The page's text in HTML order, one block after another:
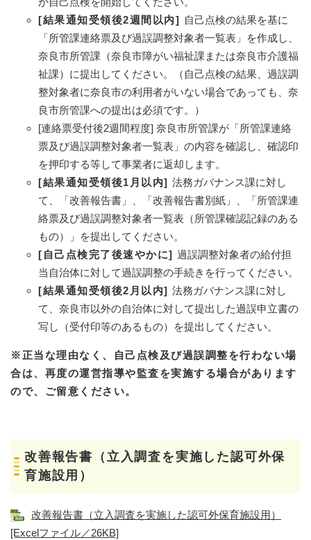
[結果通知受領後2週間以内] 自己点検の結果を基に
「所管課連絡票及び過誤調整対象者一覧表」を作成し、
奈良市所管課（奈良市障がい福祉課または奈良市介護福
祉課）に提出してください。（自己点検の結果、過誤調
整対象者に奈良市の利用者がいない場合であっても、奈
良市所管課への提出は必須です。）
[連絡票受付後2週間程度] 奈良市所管課が「所管課連絡
票及び過誤調整対象者一覧表」の内容を確認し、確認印
を押印する等して事業者に返却します。
[結果通知受領後1月以内] 法務ガバナンス課に対し
て、「改善報告書」、「改善報告書別紙」、「所管課連
絡票及び過誤調整対象者一覧表（所管課確認記録のある
もの）」を提出してください。
[自己点検完了後速やかに] 過誤調整対象者の給付担
当自治体に対して過誤調整の手続きを行ってください。
[結果通知受領後2月以内] 法務ガバナンス課に対し
て、奈良市以外の自治体に対して提出した過誤申立書の
写し（受付印等のあるもの）を提出してください。
※正当な理由なく、自己点検及び過誤調整を行わない場
合は、再度の運営指導や監査を実施する場合があります
ので、ご留意ください。
​改善報告書（立入調査を実施した認可外保
育施設用）
改善報告書（立入調査を実施した認可外保育施設用）
[Excelファイル／26KB]